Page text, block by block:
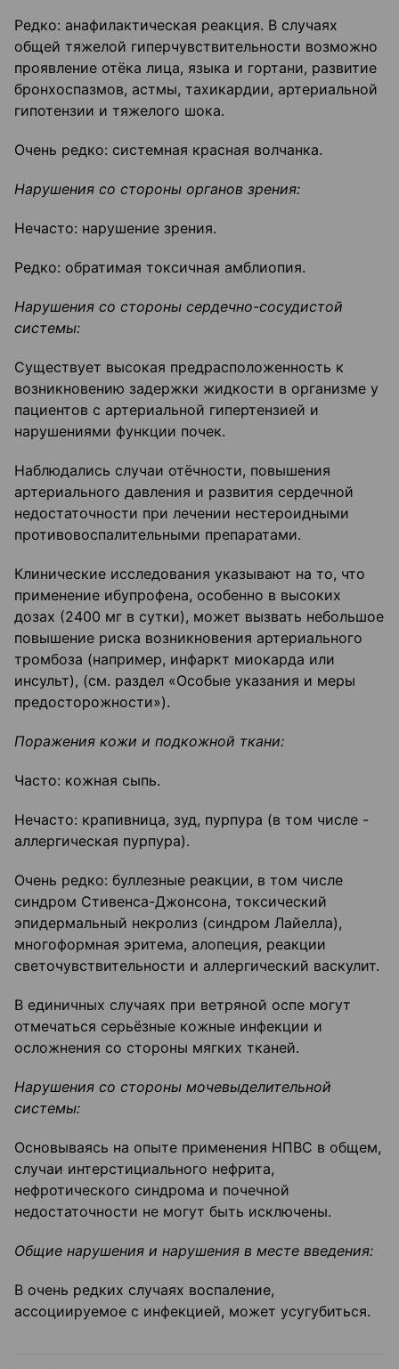
Редко: анафилактическая реакция. В случаях
общей тяжелой гиперчувствительности возможно
проявление отёка лица, языка и гортани, развитие
бронхоспазмов, астмы, тахикардии, артериальной
гипотензии и тяжелого шока.
Очень редко: системная красная волчанка.
Нарушения со стороны органов зрения:
Нечасто: нарушение зрения.
Редко: обратимая токсичная амблиопия.
Нарушения со стороны сердечно-сосудистой
системы:
Существует высокая предрасположенность к
возникновению задержки жидкости в организме у
пациентов с артериальной гипертензией и
нарушениями функции почек.
Наблюдались случаи отёчности, повышения
артериального давления и развития сердечной
недостаточности при лечении нестероидными
противовоспалительными препаратами.
Клинические исследования указывают на то, что
применение ибупрофена, особенно в высоких
дозах (2400 мг в сутки), может вызвать небольшое
повышение риска возникновения артериального
тромбоза (например, инфаркт миокарда или
инсульт), (см. раздел «Особые указания и меры
предосторожности»).
Поражения кожи и подкожной ткани:
Часто: кожная сыпь.
Нечасто: крапивница, зуд, пурпура (в том числе -
аллергическая пурпура).
Очень редко: буллезные реакции, в том числе
синдром Стивенса-Джонсона, токсический
эпидермальный некролиз (синдром Лайелла),
многоформная эритема, алопеция, реакции
светочувствительности и аллергический васкулит.
В единичных случаях при ветряной оспе могут
отмечаться серьёзные кожные инфекции и
осложнения со стороны мягких тканей.
Нарушения со стороны мочевыделительной
системы:
Основываясь на опыте применения НПВС в общем,
случаи интерстициального нефрита,
нефротического синдрома и почечной
недостаточности не могут быть исключены.
Общие нарушения и нарушения в месте введения:
В очень редких случаях воспаление,
ассоциируемое с инфекцией, может усугубиться.